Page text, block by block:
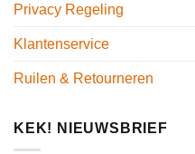
Privacy Regeling
Klantenservice
Ruilen & Retourneren
KEK! NIEUWSBRIEF